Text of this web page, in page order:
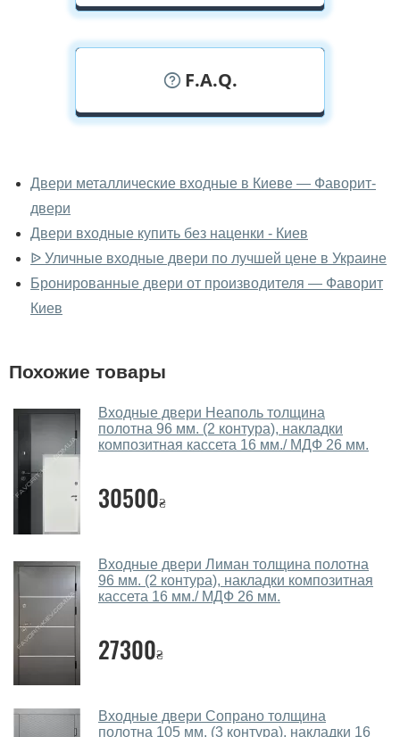
F.A.Q.
входные вживую?
Да, можно посмотреть двери входные в нашем
фирменном салоне-магазине.
У вас большой магазин?
Да, у нас большой выбор межкомнатных и входных
входные?
Да. Мы консультируем покупателейпо телефону
через мессенджеры, онлайн чат или непосредственно
в нашем салоне-магазине.
Какие двери входные посоветуете?
Подбор входных дверей ведется индивидуально для
каждого посетителя.
Да, делаем. Наши специалисты могут произвести
замера и консультации Вы можете оформить заявку
Двери металлические входные в Киеве — Фаворит-
двери
Двери входные купить без наценки - Киев
ᐉ Уличные входные двери по лучшей цене в Украине
Бронированные двери от производителя — Фаворит
Киев
Похожие товары
Входные двери Неаполь толщина
полотна 96 мм. (2 контура), накладки
композитная кассета 16 мм./ МДФ 26 мм.
30500₴
Входные двери Лиман толщина полотна
96 мм. (2 контура), накладки композитная
кассета 16 мм./ МДФ 26 мм.
27300₴
Входные двери Сопрано толщина
полотна 105 мм. (3 контура), накладки 16